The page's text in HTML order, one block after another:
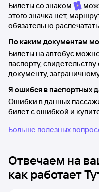
Билеты со знаком
этого значка нет,
обязательно
По каким документам
Билеты на автобус
паспорту,
документу,
Я ошибся в паспортных
Ошибки в данных
билет с ошибкой и
Больше полезных
Отвечаем на
как работает